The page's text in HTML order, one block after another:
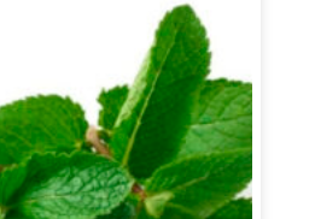
pinen ; kadinen ;
efir moyi; molik,